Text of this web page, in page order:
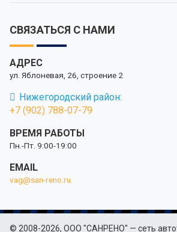
СВЯЗАТЬСЯ С НАМИ
АДРЕС
ул. Яблоневая, 26, строение 2
Нижегородский район:
+7 (902) 788-07-79
ВРЕМЯ РАБОТЫ
Пн.-Пт. 9:00-19:00
EMAIL
vag@san-reno.ru
© 2008-2026, ООО "САНРЕНО" — сеть